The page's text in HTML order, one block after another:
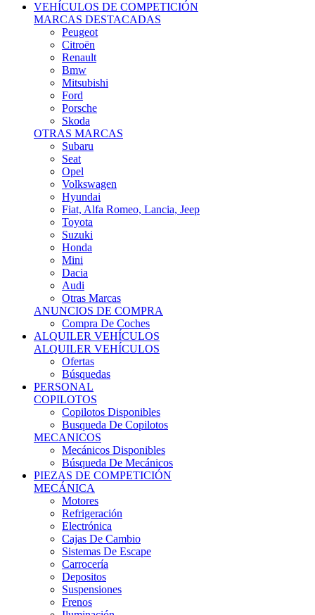
VEHÍCULOS DE COMPETICIÓN
MARCAS DESTACADAS
Peugeot
Citroën
Renault
Bmw
Mitsubishi
Ford
Porsche
Skoda
OTRAS MARCAS
Subaru
Seat
Opel
Volkswagen
Hyundai
Fiat, Alfa Romeo, Lancia, Jeep
Toyota
Suzuki
Honda
Mini
Dacia
Audi
Otras Marcas
ANUNCIOS DE COMPRA
Compra De Coches
ALQUILER VEHÍCULOS
ALQUILER VEHÍCULOS
Ofertas
Búsquedas
PERSONAL
COPILOTOS
Copilotos Disponibles
Busqueda De Copilotos
MECANICOS
Mecánicos Disponibles
Búsqueda De Mecánicos
PIEZAS DE COMPETICIÓN
MECÁNICA
Motores
Refrigeración
Electrónica
Cajas De Cambio
Sistemas De Escape
Carrocería
Depositos
Suspensiones
Frenos